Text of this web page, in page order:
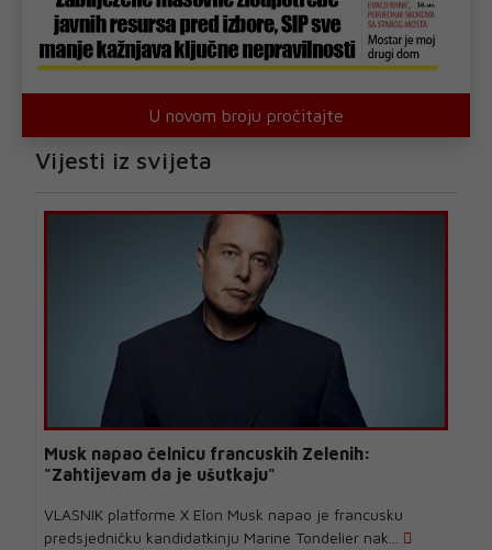
U novom broju pročitajte
Vijesti iz svijeta
Musk napao čelnicu francuskih Zelenih:
"Zahtijevam da je ušutkaju"
VLASNIK platforme X Elon Musk napao je francusku
predsjedničku kandidatkinju Marine Tondelier nak...